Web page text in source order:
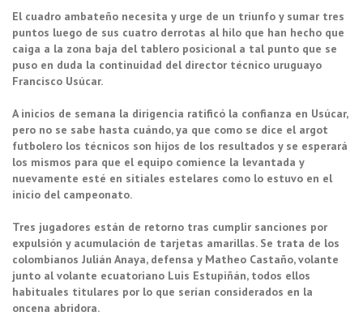
El cuadro ambateño necesita y urge de un triunfo y sumar tres
puntos luego de sus cuatro derrotas al hilo que han hecho que
caiga a la zona baja del tablero posicional a tal punto que se
puso en duda la continuidad del director técnico uruguayo
Francisco Usúcar.
A inicios de semana la dirigencia ratificó la confianza en Usúcar,
pero no se sabe hasta cuándo, ya que como se dice el argot
futbolero los técnicos son hijos de los resultados y se esperará
los mismos para que el equipo comience la levantada y
nuevamente esté en sitiales estelares como lo estuvo en el
inicio del campeonato.
Tres jugadores están de retorno tras cumplir sanciones por
expulsión y acumulación de tarjetas amarillas. Se trata de los
colombianos Julián Anaya, defensa y Matheo Castaño, volante
junto al volante ecuatoriano Luis Estupiñán, todos ellos
habituales titulares por lo que serían considerados en la
oncena abridora.